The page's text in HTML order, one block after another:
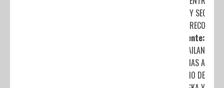
Y SEGUIR
Siguiente:
BAILAN
ALMAS A
RITMO DE